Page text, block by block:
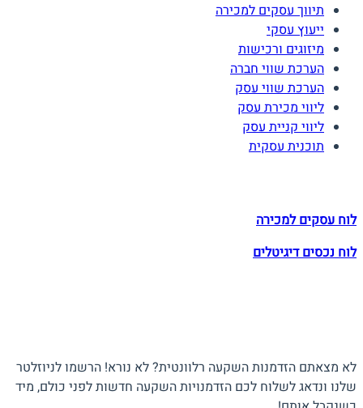
תיווך עסקים למכירה
ייעוץ עסקי
מיזוגים ורכישות
הערכת שווי חברה
הערכת שווי עסק
ליווי מכירת עסק
ליווי קניית עסק
תוכנית עסקית
לוח עסקים למכירה
לוח נכסים דיגיטלים
לא מצאתם הזדמנות השקעה רלוונטית? לא נורא! הרשמו לניוזלטר
שלנו ונדאג לשלוח לכם הזדמנויות השקעה חדשות לפני כולם, מיד